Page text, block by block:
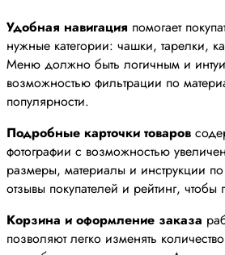
Удобная навигация помогает
нужные категории: чашки, тарелки,
Меню должно быть логичным и
возможностью фильтрации по
популярности.
Подробные карточки товаров
фотографии с возможностью
размеры, материалы и инструкции
отзывы покупателей и рейтинг,
Корзина и оформление заказа
позволяют легко изменять